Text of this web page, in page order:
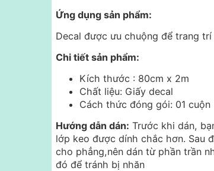
Ứng dụng sản phẩm:
Decal được ưu chuộng để trang
Chi tiết sản phẩm:
Kích thước : 80cm x 2m
Chất liệu: Giấy decal
Cách thức đóng gói: 01 cuộn
Hướng dẫn dán: Trước khi dán,
lớp keo được dính chắc hơn. Sau
cho phẳng,nên dán từ phần trần
đó để tránh bị nhăn